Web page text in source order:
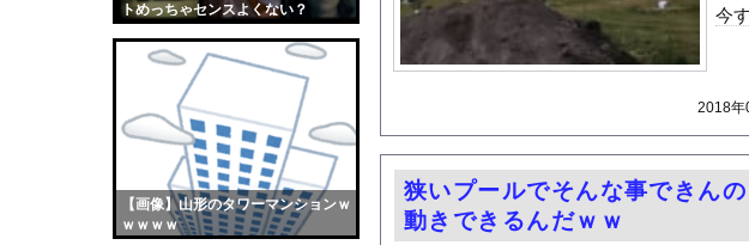
トめっちゃセンスよくない？
【画像】山形のタワーマンションｗ
ｗｗｗｗ
ウクライナ侵攻以降、ロシア軍兵士のHIV感染が
【配信者】「金バエ」のSNS更新が1週間途絶え、様
私「ちょっと、人の家の金庫触らないでよ！」キチ
【悲報】彼女できたんやが隠してること多すぎてしん
【動画】スクーバル6回自責2も打線沈黙で5連敗に。
今
2018年
狭いプールでそんな事できん
動きできるんだｗｗ